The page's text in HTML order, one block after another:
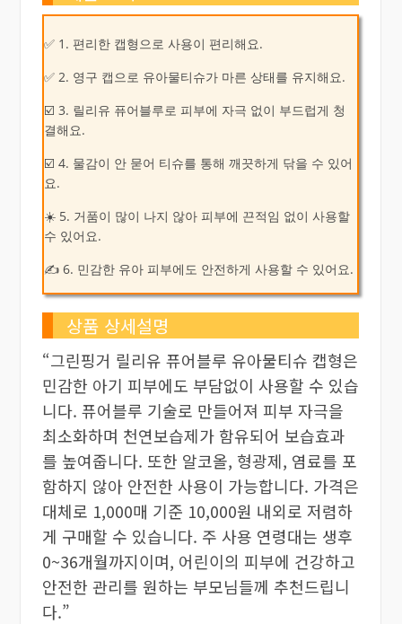
✅ 1. 편리한 캡형으로 사용이 편리해요.
✅ 2. 영구 캡으로 유아물티슈가 마른 상태를 유지해요.
☑️ 3. 릴리유 퓨어블루로 피부에 자극 없이 부드럽게 청
결해요.
☑️ 4. 물감이 안 묻어 티슈를 통해 깨끗하게 닦을 수 있어
요.
☀️ 5. 거품이 많이 나지 않아 피부에 끈적임 없이 사용할
수 있어요.
✍ 6. 민감한 유아 피부에도 안전하게 사용할 수 있어요.
상품 상세설명
“그린핑거 릴리유 퓨어블루 유아물티슈 캡형은
민감한 아기 피부에도 부담없이 사용할 수 있습
니다. 퓨어블루 기술로 만들어져 피부 자극을
최소화하며 천연보습제가 함유되어 보습효과
를 높여줍니다. 또한 알코올, 형광제, 염료를 포
함하지 않아 안전한 사용이 가능합니다. 가격은
대체로 1,000매 기준 10,000원 내외로 저렴하
게 구매할 수 있습니다. 주 사용 연령대는 생후
0~36개월까지이며, 어린이의 피부에 건강하고
안전한 관리를 원하는 부모님들께 추천드립니
다.”